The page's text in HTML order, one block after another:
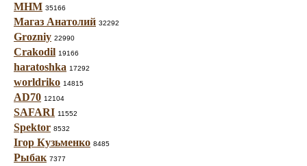
МНМ 35166
Магаз Анатолий 32292
Grozniy 22990
Crakodil 19166
haratoshka 17292
worldriko 14815
AD70 12104
SAFARI 11552
Spektor 8532
Ігор Кузьменко 8485
Рыбак 7377